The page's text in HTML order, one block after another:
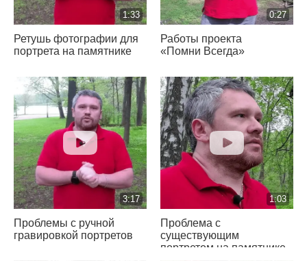
1:33
Ретушь фотографии для
портрета на памятнике
0:27
Работы проекта
«Помни Всегда»
3:17
Проблемы с ручной
гравировкой портретов
1:03
Проблема с
существующим
портретом на памятнике